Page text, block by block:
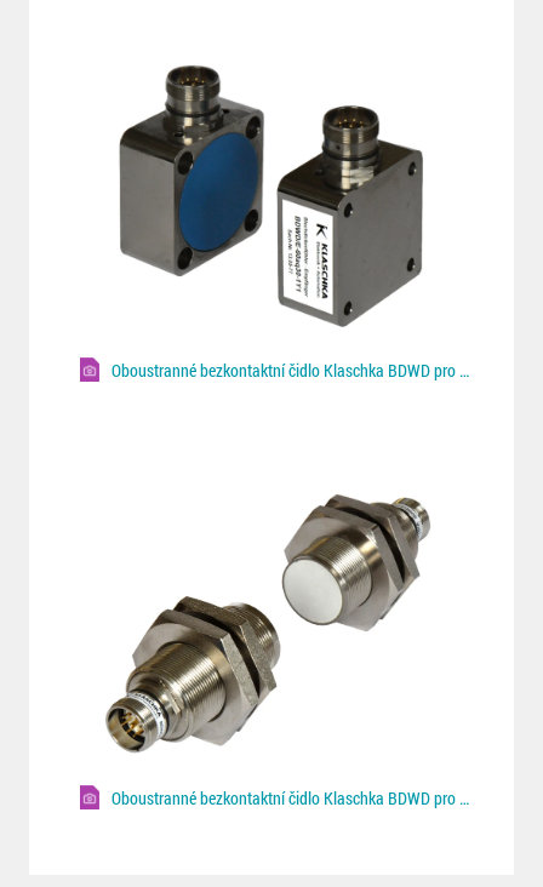
Oboustranné bezkontaktní čidlo Klaschka BDWD pro Fe/NF plechy
Oboustranné bezkontaktní čidlo Klaschka BDWD pro Fe/NF plechy